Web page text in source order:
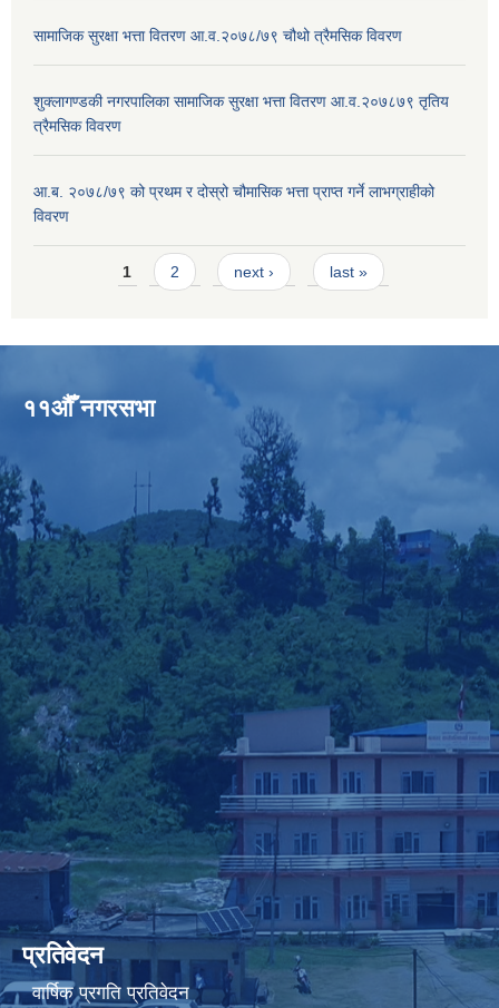
सामाजिक सुरक्षा भत्ता वितरण आ.व.२०७८/७९ चौथो त्रैमसिक विवरण
शुक्लागण्डकी नगरपालिका सामाजिक सुरक्षा भत्ता वितरण आ.व.२०७८७९ तृतिय
त्रैमसिक विवरण
आ.ब. २०७८/७९ को प्रथम र दोस्रो चौमासिक भत्ता प्राप्त गर्ने लाभग्राहीको
विवरण
Pages1 2 next › last »
११औँ नगरसभा
प्रतिवेदन
वार्षिक प्रगति प्रतिवेदन